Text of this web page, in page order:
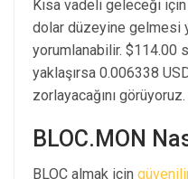
Kısa vadeli geleceği
dolar düzeyine gelmesi
yorumlanabilir. $114.00
yaklaşırsa 0.006338
zorlayacağını görüyoruz.
BLOC.MON
BLOC almak için